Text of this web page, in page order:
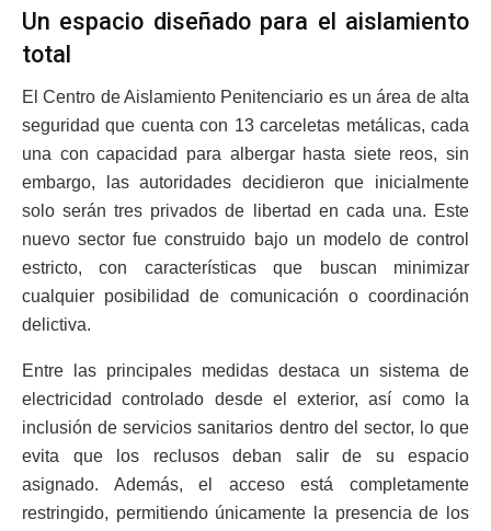
Un espacio diseñado para el aislamiento
total
El Centro de Aislamiento Penitenciario es un área de alta
seguridad que cuenta con 13 carceletas metálicas, cada
una con capacidad para albergar hasta siete reos, sin
embargo, las autoridades decidieron que inicialmente
solo serán tres privados de libertad en cada una. Este
nuevo sector fue construido bajo un modelo de control
estricto, con características que buscan minimizar
cualquier posibilidad de comunicación o coordinación
delictiva.
Entre las principales medidas destaca un sistema de
electricidad controlado desde el exterior, así como la
inclusión de servicios sanitarios dentro del sector, lo que
evita que los reclusos deban salir de su espacio
asignado. Además, el acceso está completamente
restringido, permitiendo únicamente la presencia de los